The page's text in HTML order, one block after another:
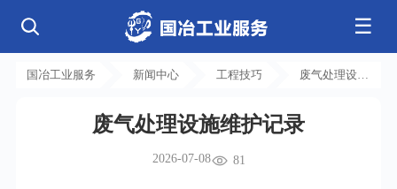
☰
公司简介
发展历程
核心业务
电气工程
钢结构工程
弱电工程
消防工程
基控电箱
工程案例
芯片 • 半导体
人工智能 • 机器人
新能源汽车 • 智能网联
国冶工业服务 新闻中心 工程技巧
废气处理设施
废气处理设施维护记录
2026-07-08 81